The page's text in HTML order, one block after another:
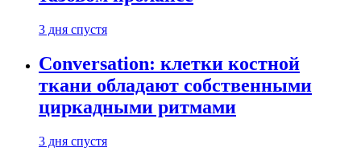
3 дня спустя
Conversation: клетки костной
ткани обладают собственными
циркадными ритмами
3 дня спустя